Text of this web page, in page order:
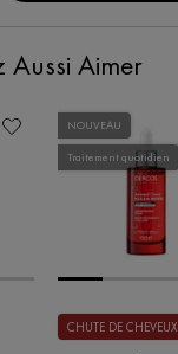
Aussi Aimer
NOUVEAU
Traitement quotidien
CHUTE DE CHEVEUX